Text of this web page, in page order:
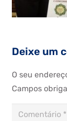
Deixe um
O seu
Campos